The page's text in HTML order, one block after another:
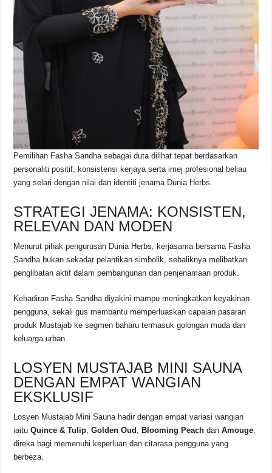
Pemilihan Fasha Sandha sebagai duta dilihat tepat berdasarkan
personaliti positif, konsistensi kerjaya serta imej profesional beliau
yang selari dengan nilai dan identiti jenama Dunia Herbs.
STRATEGI JENAMA: KONSISTEN,
RELEVAN DAN MODEN
Menurut pihak pengurusan Dunia Herbs, kerjasama bersama Fasha
Sandha bukan sekadar pelantikan simbolik, sebaliknya melibatkan
penglibatan aktif dalam pembangunan dan penjenamaan produk.
Kehadiran Fasha Sandha diyakini mampu meningkatkan keyakinan
pengguna, sekali gus membantu memperluaskan capaian pasaran
produk Mustajab ke segmen baharu termasuk golongan muda dan
keluarga urban.
LOSYEN MUSTAJAB MINI SAUNA
DENGAN EMPAT WANGIAN
EKSKLUSIF
Losyen Mustajab Mini Sauna hadir dengan empat variasi wangian
iaituQuince & Tulip ,Golden Oud ,Blooming Peach danAmouge
direka bagi memenuhi keperluan dan citarasa pengguna yang
berbeza.